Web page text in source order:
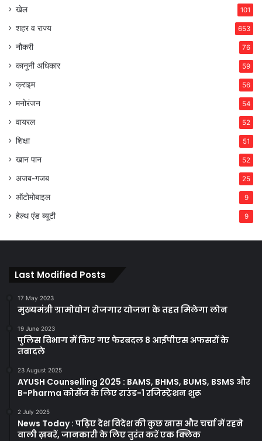
खेल 101
शहर व राज्य 653
नौकरी 76
कानूनी अधिकार 59
क्राइम 56
मनोरंजन 54
वायरल 52
शिक्षा 51
खान पान 52
अजब-गजब 25
ऑटोमोबाइल 9
हेल्थ एंड ब्यूटी 9
Last Modified Posts
17 May 2023
मुख्यमंत्री ग्रामोद्योग रोजगार योजना के तहत मिलेगा लोन
19 June 2023
पुलिस विभाग में किए गए फेरबदल 8 आईपीएस अफसरों के
तबादले
23 August 2025
AYUSH Counselling 2025 : BAMS, BHMS, BUMS, BSMS और
B-Pharma कोर्सेज के लिए राउंड-1 रजिस्ट्रेशन शुरू
2 July 2025
News Today : पढ़िए देश विदेश की कुछ खास और चर्चा में रहने
वाली ख़बरें, जानकारी के लिए तुरंत करें एक क्लिक